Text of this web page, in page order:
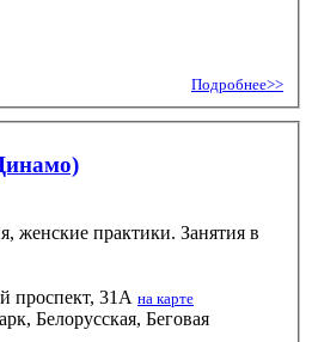
Подробнее>>
женские практики. Занятия в
проспект, 31А на карте
Белорусская, Беговая